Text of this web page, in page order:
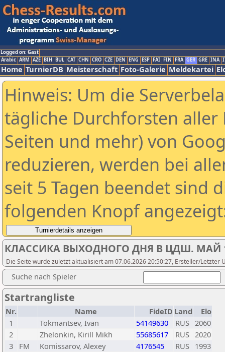
Logged on: Gast
Arabic ARM AZE BIH BUL CAT CHN CRO CZE DEN ENG ESP FAI FIN FRA GER GRE INA
Home TurnierDB Meisterschaft Foto-Galerie Meldekartei
Hinweis: Um die
tägliche Durchforsten aller
Seiten und mehr) von
reduzieren, werden bei
seit 5 Tagen beendet sind
folgenden Knopf
КЛАССИКА ВЫХОДНОГО ДНЯ В ЦДШ. МАЙ
Die Seite wurde zuletzt aktualisiert am 07.06.2026 20:50:27, Ersteller/Letzter
Suche nach Spieler
Startrangliste
Nr. Name FideID Land
Elo
1
Tokmantsev, Ivan 54149630 RUS 2060
2
Zhelonkin, Kirill Mikh 55685617 RUS 2020
3
FM Komissarov, Alexey 4176545 RUS 1993